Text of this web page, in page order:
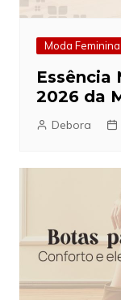
Moda Feminina
Essência
2026 da
Debora